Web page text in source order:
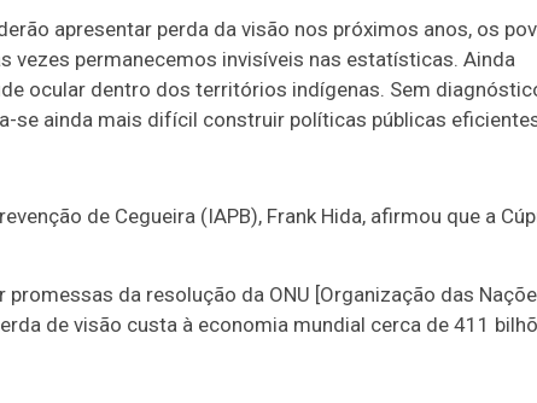
apresentar perda da visão nos próximos anos, os
vezes permanecemos invisíveis nas estatísticas. Ainda
ocular dentro dos territórios indígenas. Sem
se ainda mais difícil construir políticas públicas
de Cegueira (IAPB), Frank Hida, afirmou que a
da resolução da ONU [Organização das
de visão custa à economia mundial cerca de 411